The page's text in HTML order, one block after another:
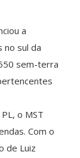
a
sul da
sem-terra
o MST
Com o
de Luiz